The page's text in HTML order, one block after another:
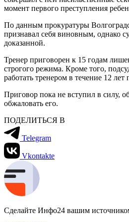
момент первого преступления
По данным прокуратуры
признавал себя виновным, однако
доказанной.
Тренер приговорен к 15 годам
строгого режима. Кроме того,
работать тренером в течение 12
Приговор пока не вступил в силу,
обжаловать его.
ПОДЕЛИТЬСЯ В
Telegram
Vkontakte
Сделайте Инфо24 вашим